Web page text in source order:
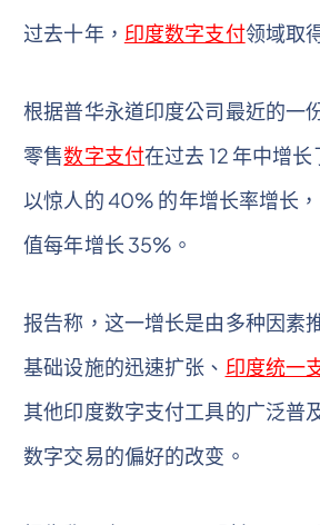
过去十年， 印度数字支付领域取
根据普华永道印度公司最近的一
零售数字支付在过去 12 年中增
以惊人的 40% 的年增长率增长
值每年增长 35%。
报告称，这一增长是由多种因素
基础设施的迅速扩张、 印度统一
其他印度数字支付工具的广泛普
数字交易的偏好的改变。